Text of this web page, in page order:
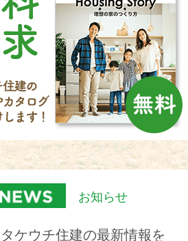
お知らせ
タケウチ住建の最新情報を